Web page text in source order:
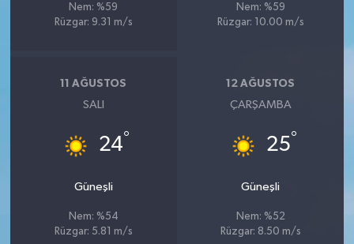
Nem: %59
Rüzgar: 9.31 m/s
Nem: %59
Rüzgar: 10.00 m/s
11 AĞUSTOS
SALI
24°
Güneşli
Nem: %54
Rüzgar: 5.81 m/s
12 AĞUSTOS
ÇARŞAMBA
25°
Güneşli
Nem: %52
Rüzgar: 8.50 m/s